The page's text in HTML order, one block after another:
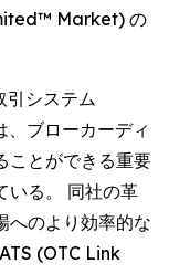
Market) の
引システム
ブローカーディ
ことができる重要
いる。 同社の革
へのより効率的な
(OTC Link